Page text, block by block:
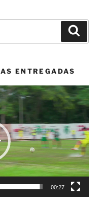
ENTREGADAS
00:27